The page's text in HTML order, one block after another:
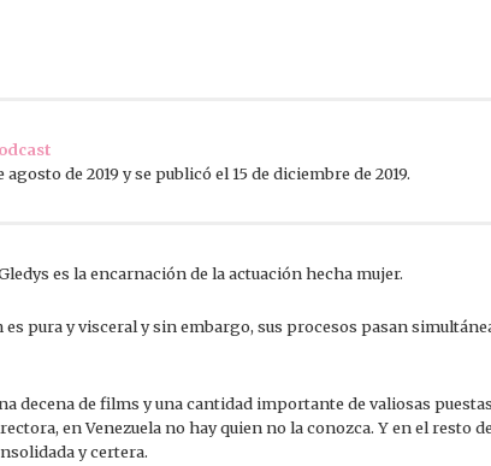
de 2019 y se publicó el 15 de diciembre de 2019.
es la encarnación de la actuación hecha mujer.
pura y visceral y sin embargo, sus procesos pasan
decena de films y una cantidad importante de valiosas
en Venezuela no hay quien no la conozca. Y en el resto
y certera.